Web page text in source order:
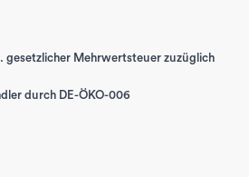
gesetzlicher Mehrwertsteuer zuzüglich
durch DE-ÖKO-006